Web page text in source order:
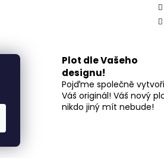
Plot dle Vašeho
designu!
Pojďme společně
Váš originál! Váš nový
nikdo jiný mít nebude!